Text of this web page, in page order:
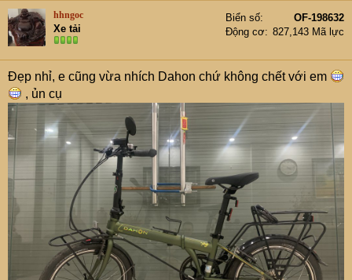
t
i
o
n
s
:
hhngoc
Xe tải
Biển số
OF-198632
Động cơ
827,143 Mã lực
Đẹp nhỉ, e cũng vừa nhích Dahon chứ không chết với em
, ủn cụ